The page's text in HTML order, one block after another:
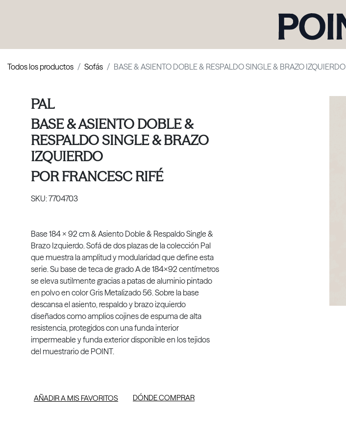
Todos los productos Sofás BASE & ASIENTO DOBLE & RESPALDO SINGLE & BRAZO IZQUIERDO
PAL
BASE & ASIENTO DOBLE &
RESPALDO SINGLE & BRAZO
IZQUIERDO
PORFRANCESC RIFÉ
SKU:7704703
Base 184 x 92 cm & Asiento Doble & Respaldo Single &
Brazo Izquierdo. Sofá de dos plazas de la colección Pal
que muestra la amplitud y modularidad que define esta
serie. Su base de teca de grado A de 184x92 centímetros
se eleva sutilmente gracias a patas de aluminio pintado
en polvo en color Gris Metalizado 56. Sobre la base
descansa el asiento, respaldo y brazo izquierdo
diseñados como amplios cojines de espuma de alta
resistencia, protegidos con una funda interior
impermeable y funda exterior disponible en los tejidos
del muestrario de POINT.
AÑADIR A MIS FAVORITOS DÓNDE COMPRAR